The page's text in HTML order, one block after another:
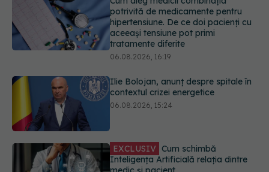
06.08.2026, 16:19
Ilie Bolojan, anunț despre spitale în
contextul crizei energetice
06.08.2026, 15:24
Cum schimbă
Inteligența Artificială relația dintre
Trei lucruri pe care trebuie să le faci